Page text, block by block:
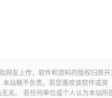
网友上传，软件和资料的版权归原开
站概不负责。若您喜欢该软件或资
关。 若任何单位或个人认为本站所